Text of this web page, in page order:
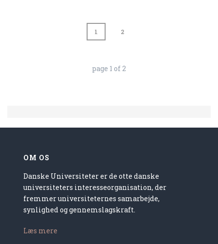
1 2
page 1 of2
OM OS
Danske Universiteter er de otte danske
universiteters interesseorganisation, der
fremmer universiteternes samarbejde,
synlighed og gennemslagskraft.
Læs mere